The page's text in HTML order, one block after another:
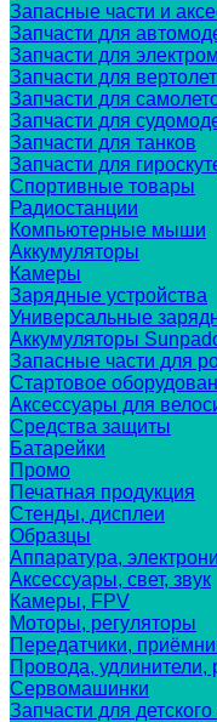
Запасные части и
Запчасти для
Запчасти для
Запчасти для
Запчасти для
Запчасти для
Запчасти для танков
Запчасти для
Спортивные товары
Радиостанции
Компьютерные мыши
Аккумуляторы
Камеры
Зарядные устройства
Универсальные
Аккумуляторы
Запасные части для
Стартовое
Аксессуары для
Средства защиты
Батарейки
Промо
Печатная продукция
Стенды, дисплеи
Образцы
Аппаратура,
Аксессуары, свет, звук
Камеры, FPV
Моторы, регуляторы
Передатчики,
Провода, удлинители,
Сервомашинки
Запчасти для